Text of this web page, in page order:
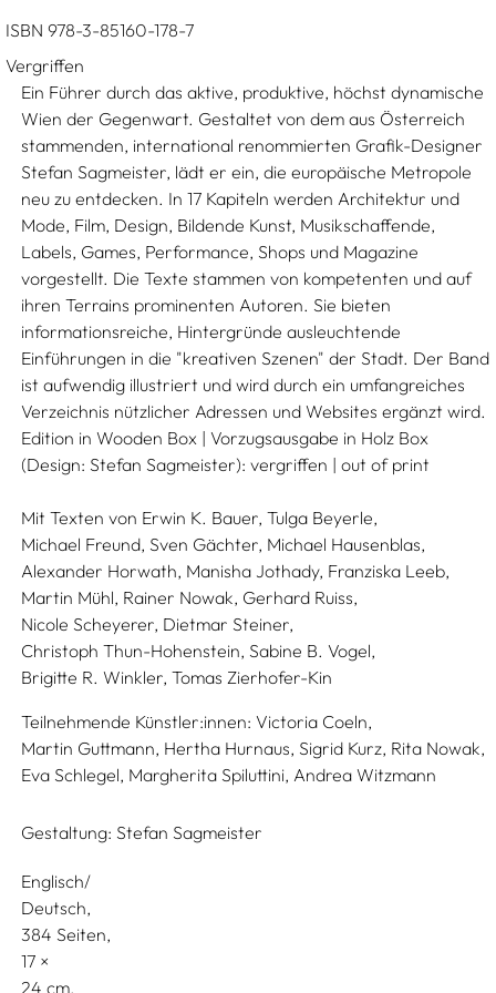
ISBN 978-3-85160-178-7
Vergriffen
Ein Führer durch das aktive, produktive, höchst dynamische
Wien der Gegenwart. Gestaltet von dem aus Österreich
stammenden, international renommierten Grafik-Designer
Stefan Sagmeister, lädt er ein, die europäische Metropole
neu zu entdecken. In 17 Kapiteln werden Architektur und
Mode, Film, Design, Bildende Kunst, Musikschaffende,
Labels, Games, Performance, Shops und Magazine
vorgestellt. Die Texte stammen von kompetenten und auf
ihren Terrains prominenten Autoren. Sie bieten
informationsreiche, Hintergründe ausleuchtende
Einführungen in die "kreativen Szenen" der Stadt. Der Band
ist aufwendig illustriert und wird durch ein umfangreiches
Verzeichnis nützlicher Adressen und Websites ergänzt wird.
Edition in Wooden Box | Vorzugsausgabe in Holz Box
(Design: Stefan Sagmeister): vergriffen | out of print
Mit Texten von Erwin K. Bauer, Tulga Beyerle,
Michael Freund, Sven Gächter, Michael Hausenblas,
Alexander Horwath, Manisha Jothady, Franziska Leeb,
Martin Mühl, Rainer Nowak, Gerhard Ruiss,
Nicole Scheyerer, Dietmar Steiner,
Christoph Thun-Hohenstein, Sabine B. Vogel,
Brigitte R. Winkler, Tomas Zierhofer-Kin
Teilnehmende Künstler:innen: Victoria Coeln,
Martin Guttmann, Hertha Hurnaus, Sigrid Kurz, Rita Nowak,
Eva Schlegel, Margherita Spiluttini, Andrea Witzmann
Gestaltung: Stefan Sagmeister
Englisch/
Deutsch
384 Seiten,
17
24